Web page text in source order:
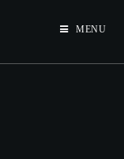
MENU